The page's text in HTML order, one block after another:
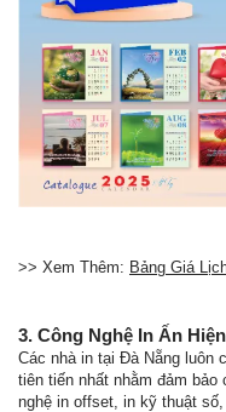
>> Xem Thêm: Bảng Giá
3. Công Nghệ In Ấn
Các nhà in tại Đà Nẵng luôn
tiên tiến nhất nhằm đảm
nghệ in offset, in kỹ thuật